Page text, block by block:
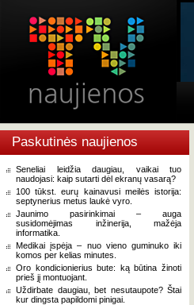
Paskutinės naujienos
Seneliai leidžia daugiau, vaikai tuo
naudojasi: kaip sutarti dėl ekranų vasarą?
100 tūkst. eurų kainavusi meilės istorija:
septynerius metus laukė vyro.
Jaunimo pasirinkimai – auga
susidomėjimas inžinerija, mažėja
informatika.
Medikai įspėja – nuo vieno guminuko iki
komos per kelias minutes.
Oro kondicionierius bute: ką būtina žinoti
prieš jį montuojant.
Uždirbate daugiau, bet nesutaupote? Štai
kur dingsta papildomi pinigai.